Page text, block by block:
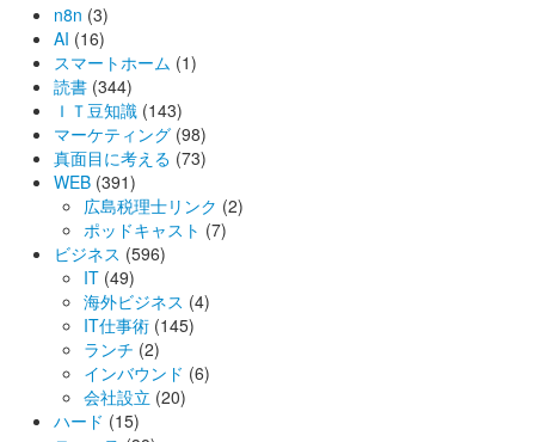
n8n (3)
AI (16)
スマートホーム (1)
読書 (344)
ＩＴ豆知識 (143)
マーケティング (98)
真面目に考える (73)
WEB (391)
広島税理士リンク (2)
ポッドキャスト (7)
ビジネス (596)
IT (49)
海外ビジネス (4)
IT仕事術 (145)
ランチ (2)
インバウンド (6)
会社設立 (20)
ハード (15)